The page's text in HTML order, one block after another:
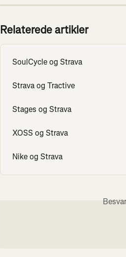
Relaterede artikler
SoulCycle og Strava
Strava og Tractive
Stages og Strava
XOSS og Strava
Nike og Strava